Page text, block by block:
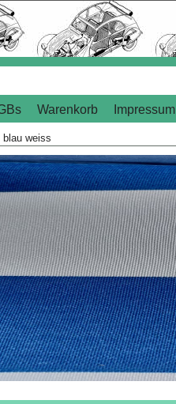
Warenkorb Impressum
blau weiss